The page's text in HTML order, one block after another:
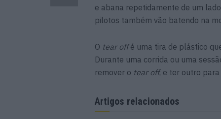
e abana repetidamente de um
pilotos também vão batendo na
O tear offé uma tira de plástico
Durante uma corrida ou uma
remover o tear off, e ter outro para
Artigos relacionados